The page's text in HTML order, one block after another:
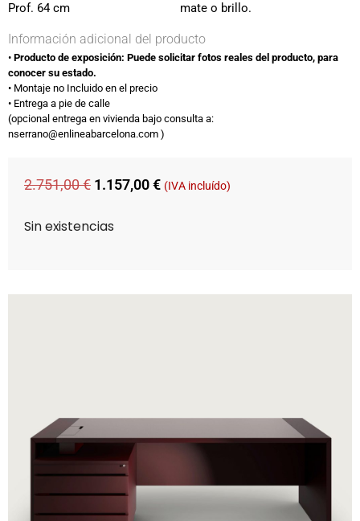
Prof. 64 cm
mate o brillo.
Información adicional del producto
•⁠ ⁠ Producto de exposición: Puede solicitar fotos reales del producto, para
conocer su estado.
•⁠ ⁠Montaje no Incluido en el precio​
•⁠ ⁠Entrega a pie de calle
(opcional entrega en vivienda bajo consulta​ a:
nserrano@enlineabarcelona.com )​
2.751,00€ 1.157,00€ (IVA incluído)
Sin existencias